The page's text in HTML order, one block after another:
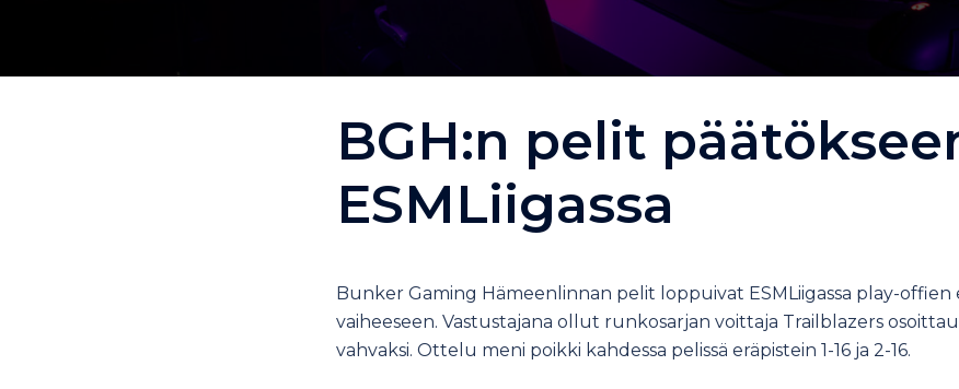
BGH:n pelit
ESMLiigassa
Bunker Gaming Hämeenlinnan pelit loppuivat ESMLiigassa play-offien
vaiheeseen. Vastustajana ollut runkosarjan voittaja Trailblazers
vahvaksi. Ottelu meni poikki kahdessa pelissä eräpistein 1-16 ja 2-16.